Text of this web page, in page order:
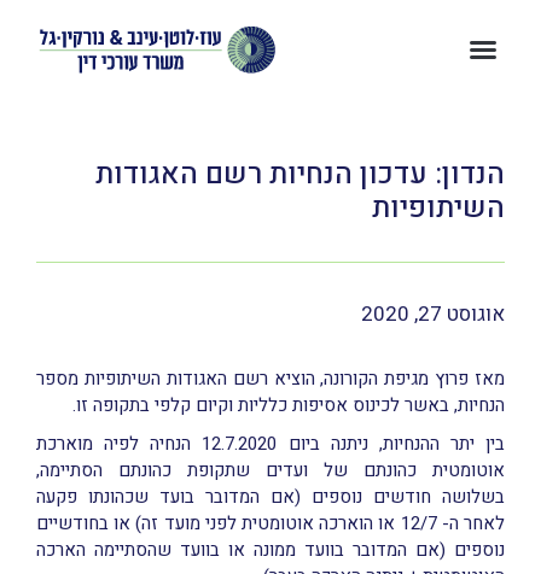
הנדון: עדכון הנחיות רשם האגודות
השיתופיות
אוגוסט 27, 2020
מאז פרוץ מגיפת הקורונה, הוציא רשם האגודות השיתופיות מספר
הנחיות, באשר לכינוס אסיפות כלליות וקיום קלפי בתקופה זו.
בין יתר ההנחיות, ניתנה ביום 12.7.2020 הנחיה לפיה מוארכת
אוטומטית כהונתם של ועדים שתקופת כהונתם הסתיימה,
בשלושה חודשים נוספים (אם המדובר בועד שכהונתו פקעה
לאחר ה- 12/7 או הוארכה אוטומטית לפני מועד זה) או בחודשיים
נוספים (אם המדובר בוועד ממונה או בוועד שהסתיימה הארכה